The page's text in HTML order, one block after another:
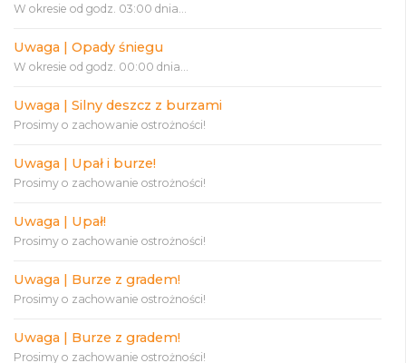
W okresie od godz. 03:00 dnia...
Uwaga | Opady śniegu
W okresie od godz. 00:00 dnia...
Uwaga | Silny deszcz z burzami
Prosimy o zachowanie ostrożności!
Uwaga | Upał i burze!
Prosimy o zachowanie ostrożności!
Uwaga | Upał!
Prosimy o zachowanie ostrożności!
Uwaga | Burze z gradem!
Prosimy o zachowanie ostrożności!
Uwaga | Burze z gradem!
Prosimy o zachowanie ostrożności!